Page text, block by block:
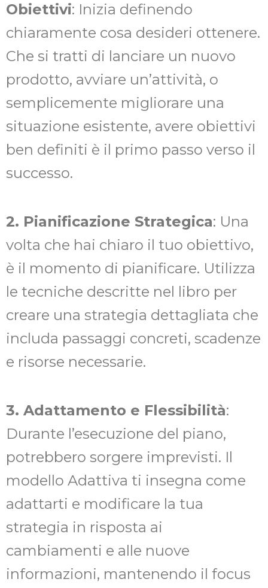
Obiettivi: Inizia definendo
chiaramente cosa desideri ottenere.
Che si tratti di lanciare un nuovo
prodotto, avviare un’attività, o
semplicemente migliorare una
situazione esistente, avere obiettivi
ben definiti è il primo passo verso il
successo.
2. Pianificazione Strategica: Una
volta che hai chiaro il tuo obiettivo,
è il momento di pianificare. Utilizza
le tecniche descritte nel libro per
creare una strategia dettagliata che
includa passaggi concreti, scadenze
e risorse necessarie.
3. Adattamento e Flessibilità:
Durante l’esecuzione del piano,
potrebbero sorgere imprevisti. Il
modello Adattiva ti insegna come
adattarti e modificare la tua
strategia in risposta ai
cambiamenti e alle nuove
informazioni, mantenendo il focus